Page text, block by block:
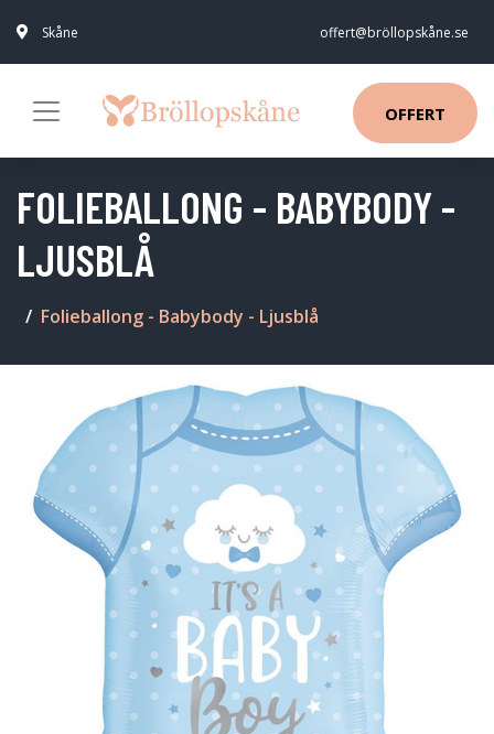
Skåne offert@bröllopskåne.se
OFFERT
FOLIEBALLONG - BABYBODY -
LJUSBLÅ
Folieballong - Babybody - Ljusblå